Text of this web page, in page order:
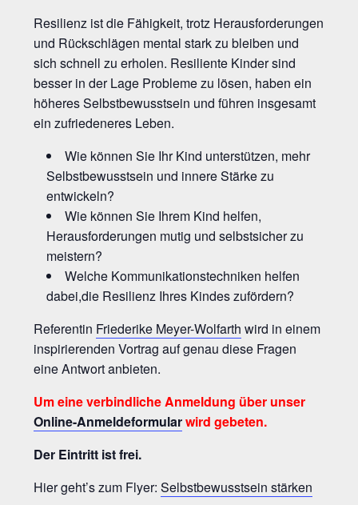
Resilienz ist die Fähigkeit, trotz Herausforderungen
und Rückschlägen mental stark zu bleiben und
sich schnell zu erholen. Resiliente Kinder sind
besser in der Lage Probleme zu lösen, haben ein
höheres Selbstbewusstsein und führen insgesamt
ein zufriedeneres Leben.
Wie können Sie Ihr Kind unterstützen, mehr
Selbstbewusstsein und innere Stärke zu
entwickeln?
Wie können Sie Ihrem Kind helfen,
Herausforderungen mutig und selbstsicher zu
meistern?
Welche Kommunikationstechniken helfen
dabei,die Resilienz Ihres Kindes zufördern?
Referentin Friederike Meyer-Wolfarth wird in einem
inspirierenden Vortrag auf genau diese Fragen
eine Antwort anbieten.
Um eine verbindliche Anmeldung über unser
Online-Anmeldeformularwird gebeten.
Der Eintritt ist frei.
Hier geht’s zum Flyer:Selbstbewusstsein stärken